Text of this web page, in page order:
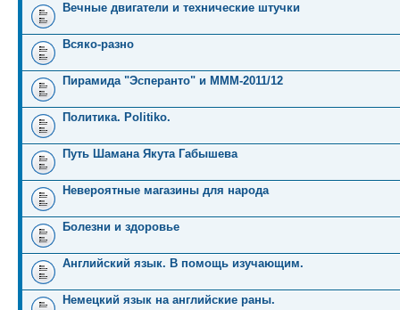
Вечные двигатели и технические штучки
Всяко-разно
Пирамида "Эсперанто" и MMM-2011/12
Политика. Politiko.
Путь Шамана Якута Габышева
Невероятные магазины для народа
Болезни и здоровье
Английский язык. В помощь изучающим.
Немецкий язык на английские раны.